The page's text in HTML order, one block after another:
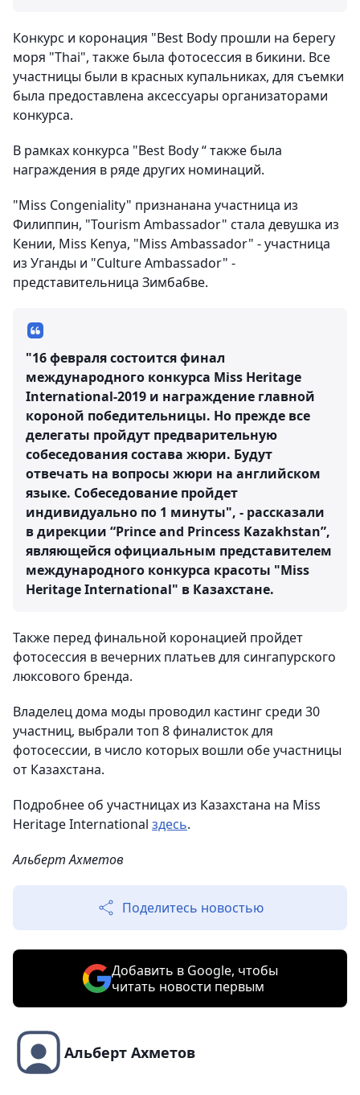
Конкурс и коронация "Best Body прошли на берегу
моря "Thai", также была фотосессия в бикини. Все
участницы были в красных купальниках, для съемки
была предоставлена аксессуары организаторами
конкурса.
В рамках конкурса "Best Body “ также была
награждения в ряде других номинаций.
"Miss Congeniality" признанана участница из
Филиппин, "Tourism Ambassador" стала девушка из
Кении, Miss Kenya, "Miss Ambassador" - участница
из Уганды и "Culture Ambassador" -
представительница Зимбабве.
"16 февраля состоится финал
международного конкурса Miss Heritage
International-2019 и награждение главной
короной победительницы. Но прежде все
делегаты пройдут предварительную
собеседования состава жюри. Будут
отвечать на вопросы жюри на английском
языке. Собеседование пройдет
индивидуально по 1 минуты", - рассказали
в дирекции “Prince and Princess Kazakhstan”,
являющейся официальным представителем
международного конкурса красоты "Miss
Heritage International" в Казахстане.
Также перед финальной коронацией пройдет
фотосессия в вечерних платьев для сингапурского
люксового бренда.
Владелец дома моды проводил кастинг среди 30
участниц, выбрали топ 8 финалисток для
фотосессии, в число которых вошли обе участницы
от Казахстана.
Подробнее об участницах из Казахстана на Miss
Heritage International здесь.
Альберт Ахметов
Поделитесь новостью
Добавить в Google, чтобы
читать новости первым
Альберт Ахметов